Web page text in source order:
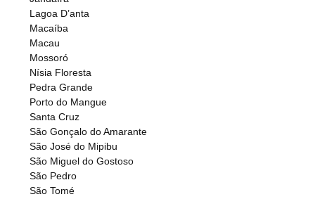
Lagoa D’anta
Macaíba
Macau
Mossoró
Nísia Floresta
Pedra Grande
Porto do Mangue
Santa Cruz
São Gonçalo do Amarante
São José do Mipibu
São Miguel do Gostoso
São Pedro
São Tomé